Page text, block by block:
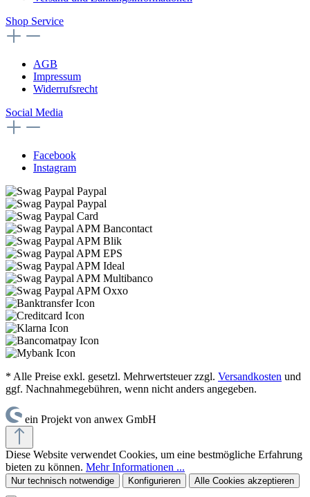
Shop Service
AGB
Impressum
Widerrufsrecht
Social Media
Facebook
Instagram
* Alle Preise exkl. gesetzl. Mehrwertsteuer zzgl. Versandkosten und
ggf. Nachnahmegebühren, wenn nicht anders angegeben.
ein Projekt von anwex GmbH
Diese Website verwendet Cookies, um eine bestmögliche Erfahrung
bieten zu können. Mehr Informationen ...
Nur technisch notwendige Konfigurieren Alle Cookies akzeptieren